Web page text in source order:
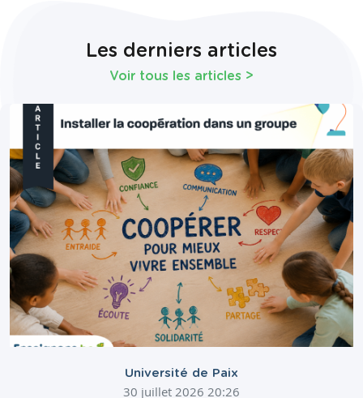
Les derniers articles
Voir tous les articles >
Université de Paix
30 juillet 2026 20:26